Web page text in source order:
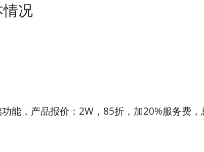
况
能，产品报价：2W，85折，加20%服务费